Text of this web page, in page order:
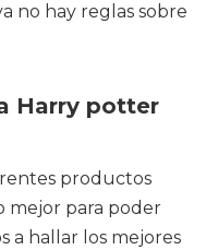
no hay reglas sobre
Harry potter
productos
mejor para poder
a hallar los mejores